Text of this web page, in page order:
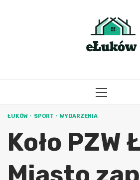
PRIMARY
ŁUKÓW SPORT WYDARZENIA
Koło PZW